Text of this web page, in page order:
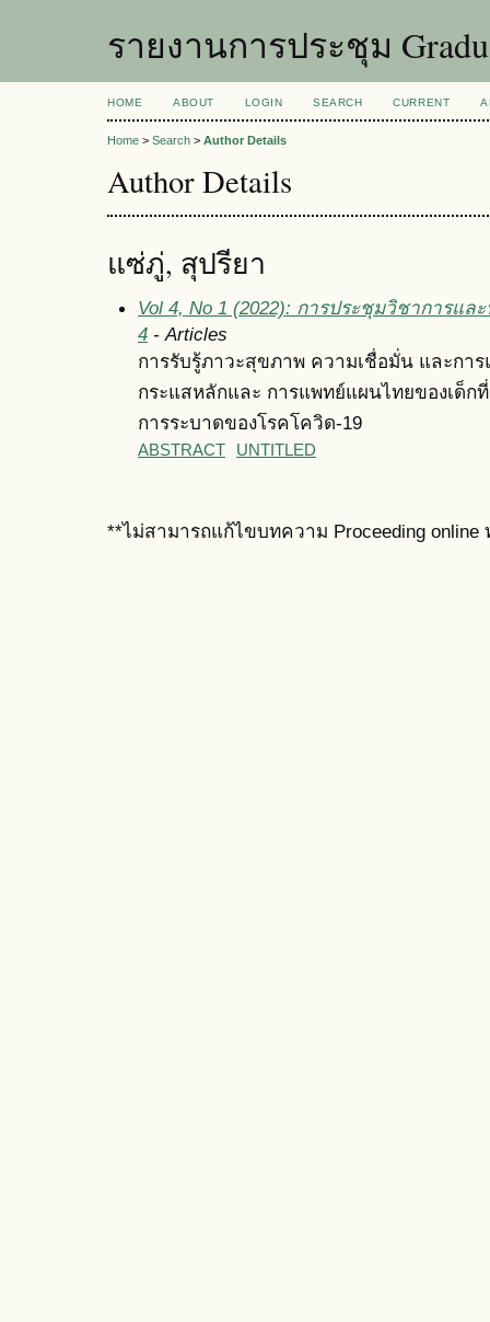
รายงานการประชุม
HOME ABOUT LOGIN SEARCH CURRENT
Home > Search > Author Details
Author Details
แซ่ภู่, สุปรียา
Vol 4, No 1 (2022): การประชุมวิชาการแ
4 - Articles
การรับรู้ภาวะสุขภาพ ความเชื่อมั่น และกา
กระแสหลักและ การแพทย์แผนไทยของเด็ก
การระบาดของโรคโควิด-19
ABSTRACT UNTITLED
**ไม่สามารถแก้ไขบทความ Proceeding